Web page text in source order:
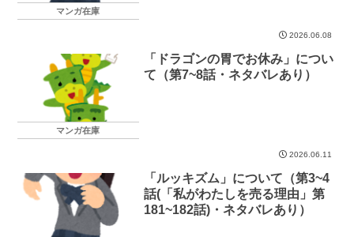
マンガ在庫
2026.06.08
マンガ在庫
「ドラゴンの胃でお休み」につい
て（第7~8話・ネタバレあり）
2026.06.11
「ルッキズム」について（第3~4
話(「私がわたしを売る理由」第
181~182話)・ネタバレあり）